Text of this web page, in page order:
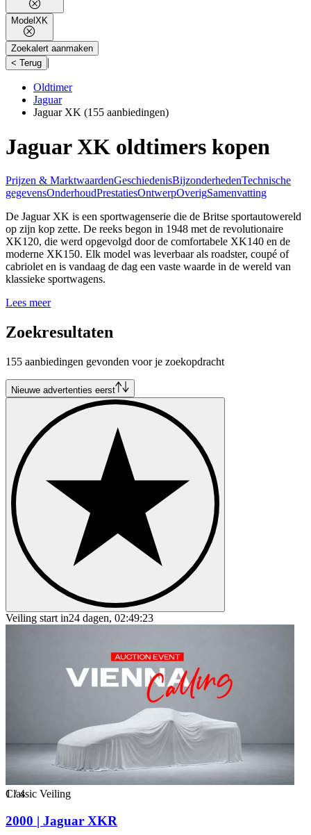
Model XK
Zoekalert aanmaken
< Terug |
Oldtimer
Jaguar
Jaguar XK (155 aanbiedingen)
Jaguar XK oldtimers kopen
Prijzen & MarktwaardenGeschiedenisBijzonderhedenTechnische
gegevensOnderhoudPrestatiesOntwerpOverigSamenvatting
De Jaguar XK is een sportwagenserie die de Britse sportautowereld
op zijn kop zette. De reeks begon in 1948 met de revolutionaire
XK120, die werd opgevolgd door de comfortabele XK140 en de
moderne XK150. Elk model was leverbaar als roadster, coupé of
cabriolet en is vandaag de dag een vaste waarde in de wereld van
klassieke sportwagens.
Lees meer
Zoekresultaten
155 aanbiedingen gevonden voor je zoekopdracht
Nieuwe advertenties eerst
Veiling start in24 dagen, 02:49:23
1/4
Classic Veiling
2000 | Jaguar XKR